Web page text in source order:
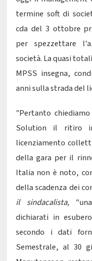
termine soft di
cda del 3 ottobre
per spezzettare
società. La quasi
MPSS insegna,
anni sulla strada del
"Pertanto
Solution il ritiro
licenziamento
della gara per il
Italia non è noto,
della scadenza dei
il sindacalista,"una
dichiarati in
secondo i dati
Semestrale, al 30